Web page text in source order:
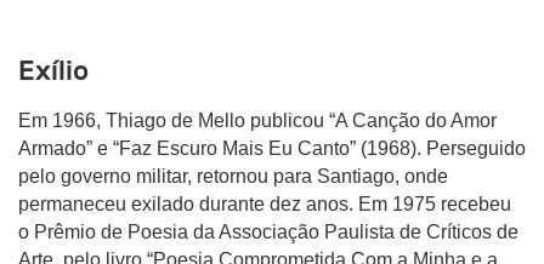
Exílio
Em 1966, Thiago de Mello publicou “A Canção do Amor
Armado” e “Faz Escuro Mais Eu Canto” (1968). Perseguido
pelo governo militar, retornou para Santiago, onde
permaneceu exilado durante dez anos. Em 1975 recebeu
o Prêmio de Poesia da Associação Paulista de Críticos de
Arte, pelo livro “Poesia Comprometida Com a Minha e a